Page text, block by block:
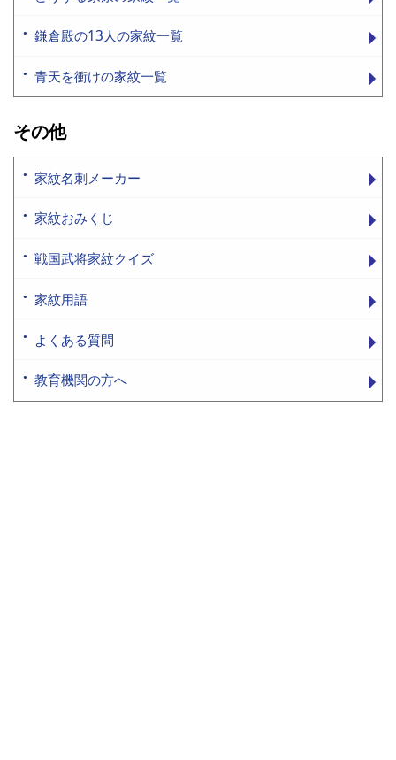
鎌倉殿の13人の家紋一覧
青天を衝けの家紋一覧
その他
家紋名刺メーカー
家紋おみくじ
戦国武将家紋クイズ
家紋用語
よくある質問
教育機関の方へ